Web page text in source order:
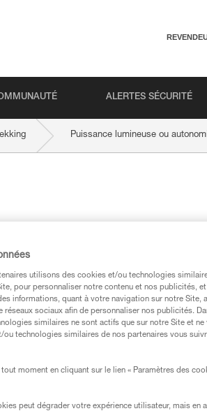
ALERTES SÉCURITÉ
Puissance lumineuse ou
utilisons des cookies et/ou technologies
pour personnaliser notre contenu et nos publicités,
informations, quant à votre navigation sur notre Site,
sociaux afin de personnaliser nos publicités.
similaires ne sont actifs que sur notre Site et ne
ou technologies similaires de nos partenaires vous
moment en cliquant sur le lien « Paramètres des
peut dégrader votre expérience utilisateur, mais en